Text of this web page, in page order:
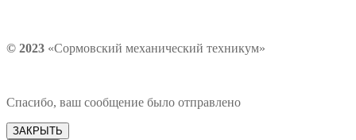
© 2023 «Сормовский механический техникум»
Спасибо, ваш сообщение было отправлено
ЗАКРЫТЬ